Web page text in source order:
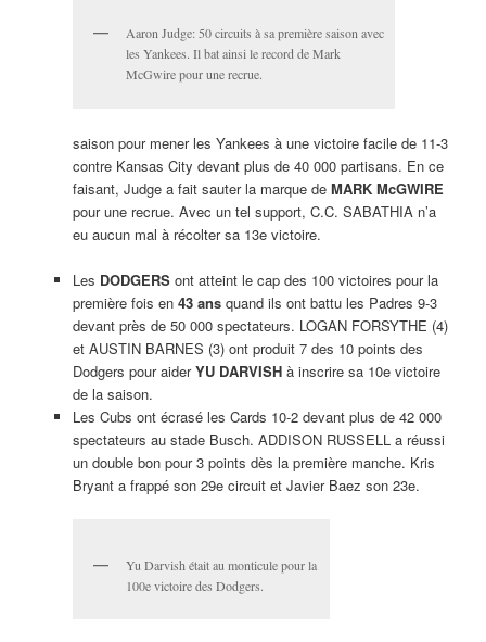
Aaron Judge: 50 circuits à sa première saison avec
les Yankees. Il bat ainsi le record de Mark
McGwire pour une recrue.
saison pour mener les Yankees à une victoire facile de 11-3
contre Kansas City devant plus de 40 000 partisans. En ce
faisant, Judge a fait sauter la marque de MARK McGWIRE
pour une recrue. Avec un tel support, C.C. SABATHIA n’a
eu aucun mal à récolter sa 13e victoire.
Les DODGERSont atteint le cap des 100 victoires pour la
première fois en 43 ansquand ils ont battu les Padres 9-3
devant près de 50 000 spectateurs. LOGAN FORSYTHE (4)
et AUSTIN BARNES (3) ont produit 7 des 10 points des
Dodgers pour aiderYU DARVISHà inscrire sa 10e victoire
de la saison.
Les Cubs ont écrasé les Cards 10-2 devant plus de 42 000
spectateurs au stade Busch. ADDISON RUSSELL a réussi
un double bon pour 3 points dès la première manche. Kris
Bryant a frappé son 29e circuit et Javier Baez son 23e.
Yu Darvish était au monticule pour la
100e victoire des Dodgers.